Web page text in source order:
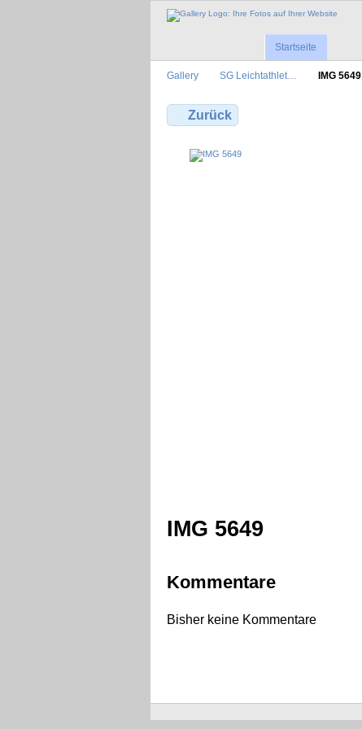
Startseite
Gallery SG Leichtathlet… IMG 5649
Zurück
IMG 5649
Kommentare
Bisher keine Kommentare